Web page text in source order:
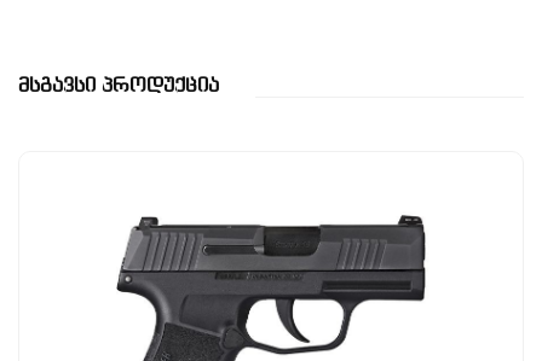
Მსგავსი Პროდუქცია